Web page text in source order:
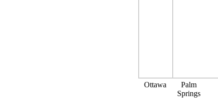
Ottawa
Palm
Springs